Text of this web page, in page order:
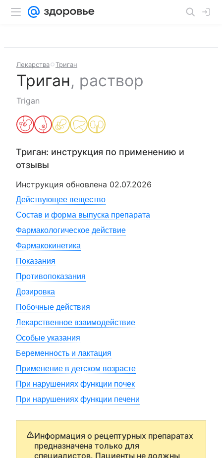
Лекарства Триган
Триган, раствор
Trigan
Триган: инструкция по применению и
отзывы
Инструкция обновлена 02.07.2026
Действующее вещество
Состав и форма выпуска препарата
Фармакологическое действие
Фармакокинетика
Показания
Противопоказания
Дозировка
Побочные действия
Лекарственное взаимодействие
Особые указания
Беременность и лактация
Применение в детском возрасте
При нарушениях функции почек
При нарушениях функции печени
Информация о рецептурных препаратах
предназначена только для
специалистов. Пациенты не должны